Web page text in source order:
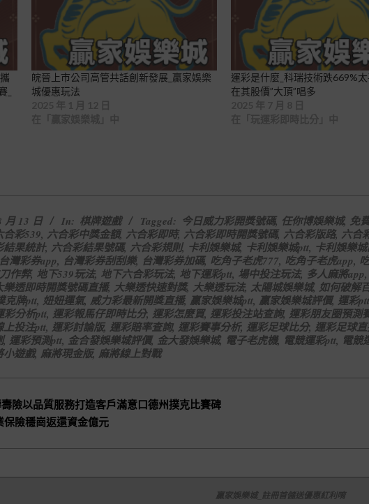
皖晉上市公司高管共話創新發展_贏家娛樂
城優惠玩法
運彩是什麼_科瑞技術跌669%
在其股價”大頂”唱多
月 13 日 In: 棋牌遊戲 Tagged: 今日威力彩開獎號碼, 任你博娛樂城, 免
合彩539, 六合彩中獎金額, 六合彩即時, 六合彩即時開獎號碼, 六合彩版路, 六合
結果統計, 六合彩結果號碼, 六合彩規則, 卡利娛樂城, 卡利娛樂城ptt, 卡利娛樂
台灣彩券app, 台灣彩券刮刮樂, 台灣彩券加碼, 吃角子老虎777, 吃角子老虎app,
作弊, 地下539玩法, 地下六合彩玩法, 地下運彩ptt, 場中投注玩法, 多人麻將app,
樂透即時開獎號碼直播, 大樂透快速對獎, 大樂透玩法, 太陽城娛樂城, 如何破解
克牌ptt, 妞妞運氣, 威力彩最新開獎直播, 贏家娛樂城ptt, 贏家娛樂城評價, 運彩ptt
彩分析ptt, 運彩報馬仔即時比分, 運彩怎麼買, 運彩投注站查詢, 運彩朋友圈預測
上投注ptt, 運彩討論版, 運彩賠率查詢, 運彩賽事分析, 運彩足球比分, 運彩足球
, 運彩預測ptt, 金合發娛樂城評價, 金大發娛樂城, 電子老虎機, 電競運彩ptt, 電競
小遊戲, 麻將現金版, 麻將線上對戰
險以品質服務打造客戶滿意口德州撲克比賽碑
險穩崗返還資金億元
贏家娛樂城_註冊首儲送優惠紅利唷